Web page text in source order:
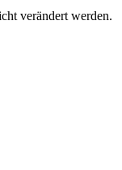
verändert werden.